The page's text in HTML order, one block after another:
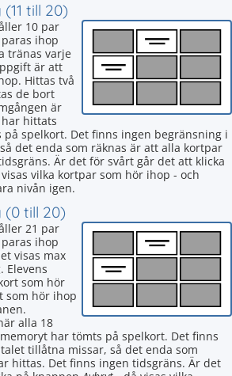
till 20)
10 par
ihop
tränas varje
är att
Hittas två
de bort
är
hittats
spelkort. Det finns ingen begränsning i
det enda som räknas är att alla kortpar
Är det för svårt går det att klicka
vilka kortpar som hör ihop - och
nivån igen.
(0 till 20)
21 par
ihop
visas max
Elevens
som hör
som hör ihop
alla 18
har tömts på spelkort. Det finns
tillåtna missar, så det enda som
hittas. Det finns ingen tidsgräns. Är det